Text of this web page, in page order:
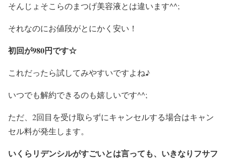
そんじょそこらのまつげ美容液とは違います^^;
それなのにお値段がとにかく安い！
初回が980円です☆
これだったら試してみやすいですよね♪
いつでも解約できるのも嬉しいです^^;
ただ、2回目を受け取らずにキャンセルする場合はキャン
セル料が発生します。
いくらリデンシルがすごいとは言っても、いきなりフサフ